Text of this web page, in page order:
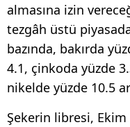
almasına izin
tezgâh üstü
bazında, bakırda
4.1, çinkoda yüzde
nikelde yüzde 10.5
Şekerin libresi, Ekim